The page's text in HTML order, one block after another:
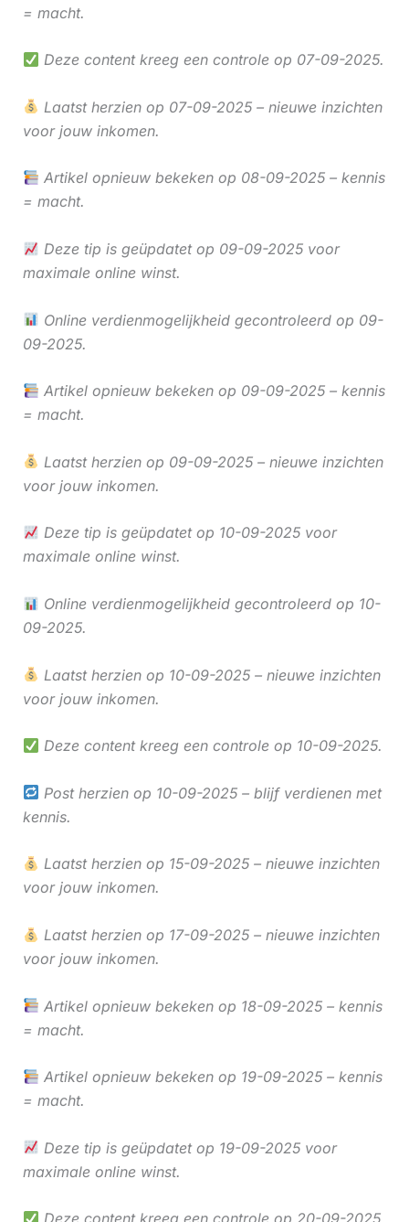
= macht.
Deze content kreeg een controle op 07-09-2025.
Laatst herzien op 07-09-2025 – nieuwe inzichten
voor jouw inkomen.
Artikel opnieuw bekeken op 08-09-2025 – kennis
= macht.
Deze tip is geüpdatet op 09-09-2025 voor
maximale online winst.
Online verdienmogelijkheid gecontroleerd op 09-
09-2025.
Artikel opnieuw bekeken op 09-09-2025 – kennis
= macht.
Laatst herzien op 09-09-2025 – nieuwe inzichten
voor jouw inkomen.
Deze tip is geüpdatet op 10-09-2025 voor
maximale online winst.
Online verdienmogelijkheid gecontroleerd op 10-
09-2025.
Laatst herzien op 10-09-2025 – nieuwe inzichten
voor jouw inkomen.
Deze content kreeg een controle op 10-09-2025.
Post herzien op 10-09-2025 – blijf verdienen met
kennis.
Laatst herzien op 15-09-2025 – nieuwe inzichten
voor jouw inkomen.
Laatst herzien op 17-09-2025 – nieuwe inzichten
voor jouw inkomen.
Artikel opnieuw bekeken op 18-09-2025 – kennis
= macht.
Artikel opnieuw bekeken op 19-09-2025 – kennis
= macht.
Deze tip is geüpdatet op 19-09-2025 voor
maximale online winst.